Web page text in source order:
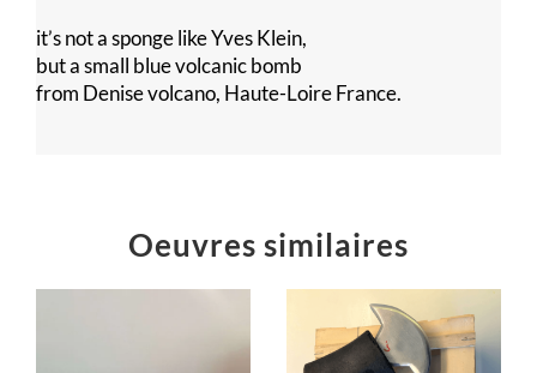
it’s not a sponge like Yves Klein,
but a small blue volcanic bomb
from Denise volcano, Haute-Loire France.
Oeuvres similaires